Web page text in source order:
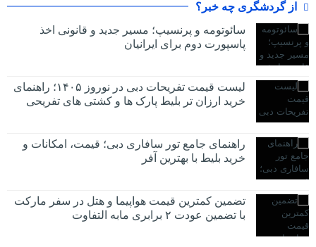
از گردشگری چه خبر؟
سائوتومه و پرنسیپ؛ مسیر جدید و قانونی اخذ
پاسپورت دوم برای ایرانیان
لیست قیمت تفریحات دبی در نوروز ۱۴۰۵؛ راهنمای
خرید ارزان تر بلیط پارک ها و کشتی های تفریحی
راهنمای جامع تور سافاری دبی؛ قیمت، امکانات و
خرید بلیط با بهترین آفر
تضمین کمترین قیمت هواپیما و هتل در سفر مارکت
با تضمین عودت ۲ برابری مابه التفاوت